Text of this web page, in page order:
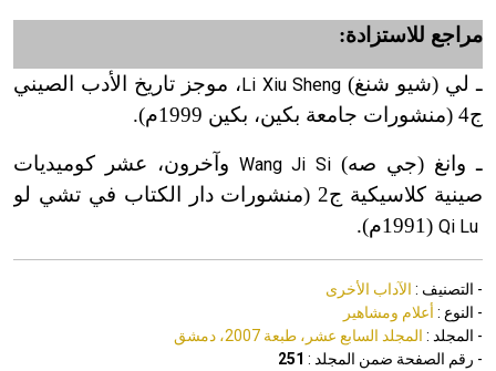
مراجع للاستزادة:
ـ لي (شيو شنغ)Li Xiu Sheng ، موجز تاريخ الأدب الصيني
ج4 (منشورات جامعة بكين، بكين 1999م).
ـ وانغ (جي صه)Wang Ji Siوآخرون، عشر كوميديات
صينية كلاسيكية ج2 (منشورات دار الكتاب في تشي لو
Qi Lu
(1991 م).
- التصنيف : الآداب الأخرى
- النوع : أعلام ومشاهير
- المجلد : المجلد السابع عشر، طبعة 2007، دمشق
- رقم الصفحة ضمن المجلد : 251